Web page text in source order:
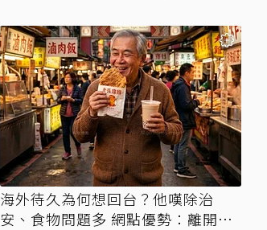
海外待久為何想回台？他嘆除治
安、食物問題多 網點優勢：離開才